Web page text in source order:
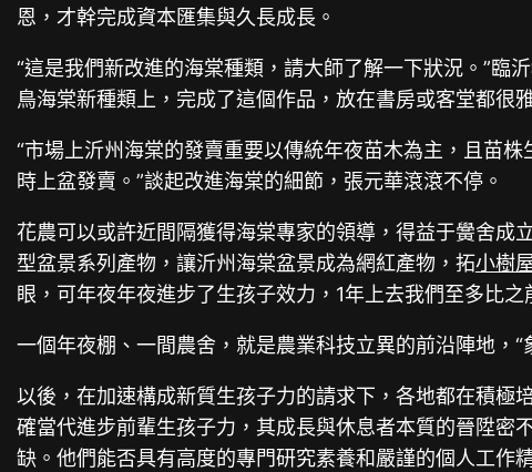
恩，才幹完成資本匯集與久長成長。
“這是我們新改進的海棠種類，請大師了解一下狀況。”臨
鳥海棠新種類上，完成了這個作品，放在書房或客堂都很
“市場上沂州海棠的發賣重要以傳統年夜苗木為主，且苗
時上盆發賣。”談起改進海棠的細節，張元華滾滾不停。
花農可以或許近間隔獲得海棠專家的領導，得益于黌舍成
型盆景系列產物，讓沂州海棠盆景成為網紅產物，拓小樹
眼，可年夜年夜進步了生孩子效力，1年上去我們至多比之
一個年夜棚、一間農舍，就是農業科技立異的前沿陣地，
以後，在加速構成新質生孩子力的請求下，各地都在積極
確當代進步前輩生孩子力，其成長與休息者本質的晉陞密
缺。他們能否具有高度的專門研究素養和嚴謹的個人工作